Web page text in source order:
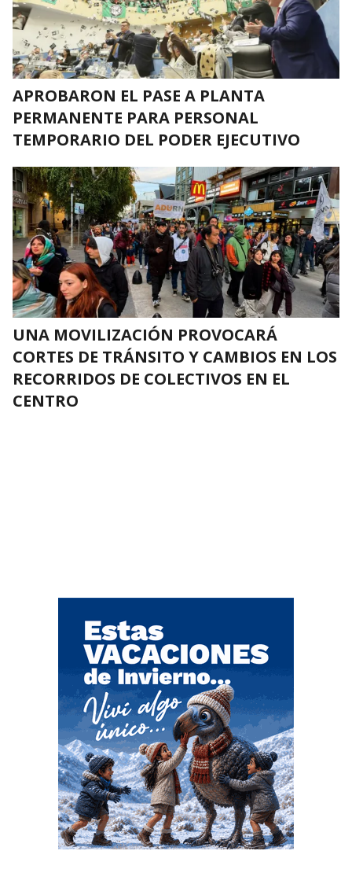
APROBARON EL PASE A PLANTA
PERMANENTE PARA PERSONAL
TEMPORARIO DEL PODER EJECUTIVO
UNA MOVILIZACIÓN PROVOCARÁ
CORTES DE TRÁNSITO Y CAMBIOS EN LOS
RECORRIDOS DE COLECTIVOS EN EL
CENTRO